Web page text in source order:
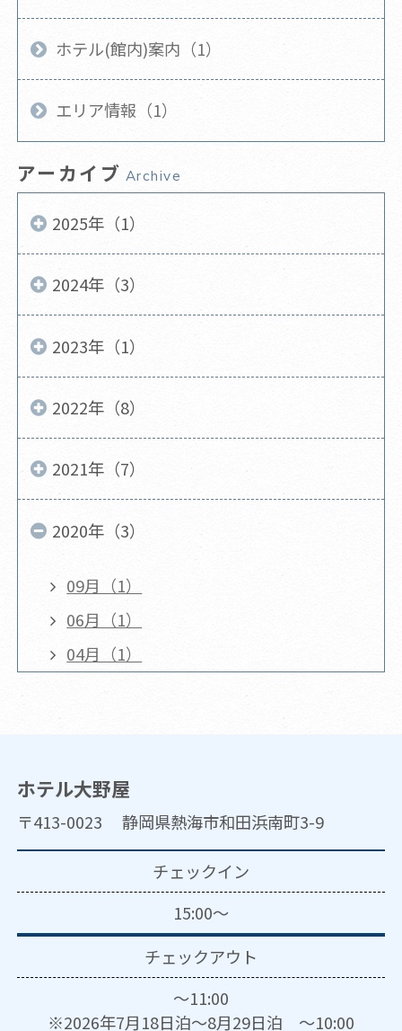
ホテル(館内)案内（1）
エリア情報（1）
アーカイブ Archive
2025年（1）
2024年（3）
2023年（1）
2022年（8）
2021年（7）
2020年（3）
09月（1）
06月（1）
04月（1）
ホテル大野屋
〒413-0023 静岡県熱海市和田浜南町3-9
チェックイン
15:00～
チェックアウト
～11:00
※2026年7月18日泊～8月29日泊 ～10:00